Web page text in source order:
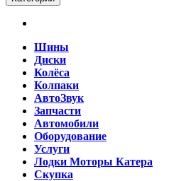
Шины
Диски
Колёса
Колпаки
АвтоЗвук
Запчасти
Автомобили
Оборудование
Услуги
Лодки Моторы Катера
Скупка